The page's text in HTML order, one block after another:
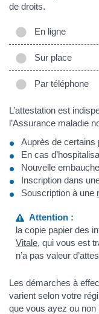
de droits.
En ligne
Sur place
Par téléphone
L’attestation est
l’Assurance maladie
Auprès de certains
En cas
Nouvelle
Inscription dans
Souscription à une
Attention :
la copie papier des
Vitale, qui vous est
n’a pas valeur
Les démarches à
varient selon votre
que vous ayez ou non